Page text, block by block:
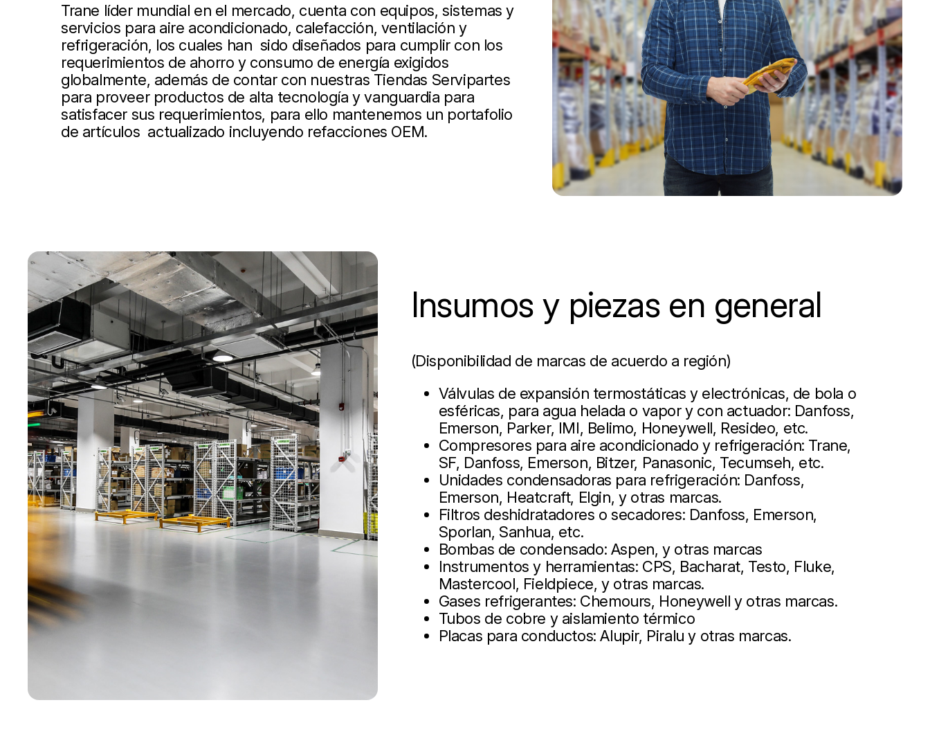
Trane líder mundial en el mercado, cuenta con equipos, sistemas y
servicios para aire acondicionado, calefacción, ventilación y
refrigeración, los cuales han sido diseñados para cumplir con los
requerimientos de ahorro y consumo de energía exigidos
globalmente, además de contar con nuestras Tiendas Servipartes
para proveer productos de alta tecnología y vanguardia para
satisfacer sus requerimientos, para ello mantenemos un portafolio
de artículos actualizado incluyendo refacciones OEM.
Insumos y piezas en general
(Disponibilidad de marcas de acuerdo a región)
Válvulas de expansión termostáticas y electrónicas, de bola o
esféricas, para agua helada o vapor y con actuador: Danfoss,
Emerson, Parker, IMI, Belimo, Honeywell, Resideo, etc.
Compresores para aire acondicionado y refrigeración: Trane,
SF, Danfoss, Emerson, Bitzer, Panasonic, Tecumseh, etc.
Unidades condensadoras para refrigeración: Danfoss,
Emerson, Heatcraft, Elgin, y otras marcas.
Filtros deshidratadores o secadores: Danfoss, Emerson,
Sporlan, Sanhua, etc.
Bombas de condensado: Aspen, y otras marcas
Instrumentos y herramientas: CPS, Bacharat, Testo, Fluke,
Mastercool, Fieldpiece, y otras marcas.
Gases refrigerantes: Chemours, Honeywell y otras marcas.
Tubos de cobre y aislamiento térmico
Placas para conductos: Alupir, Piralu y otras marcas.